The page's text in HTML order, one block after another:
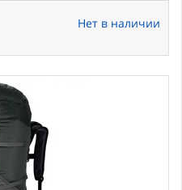
Нет в наличии